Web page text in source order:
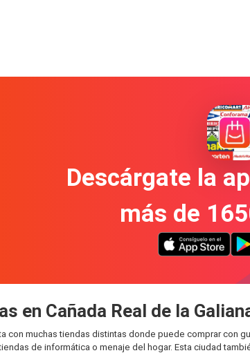
Descárgate la
más de
en Cañada Real de la
con muchas tiendas distintas donde puede comprar
de informática o menaje del hogar. Esta ciudad